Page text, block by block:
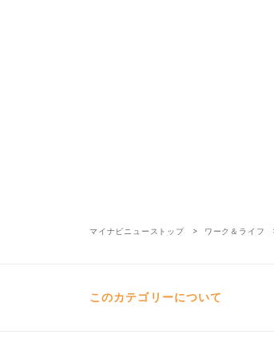
マイナビニューストップ ワーク＆ライフ
このカテゴリーについて